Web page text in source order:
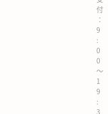
付
：
9
:
0
0
～
1
9
:
3